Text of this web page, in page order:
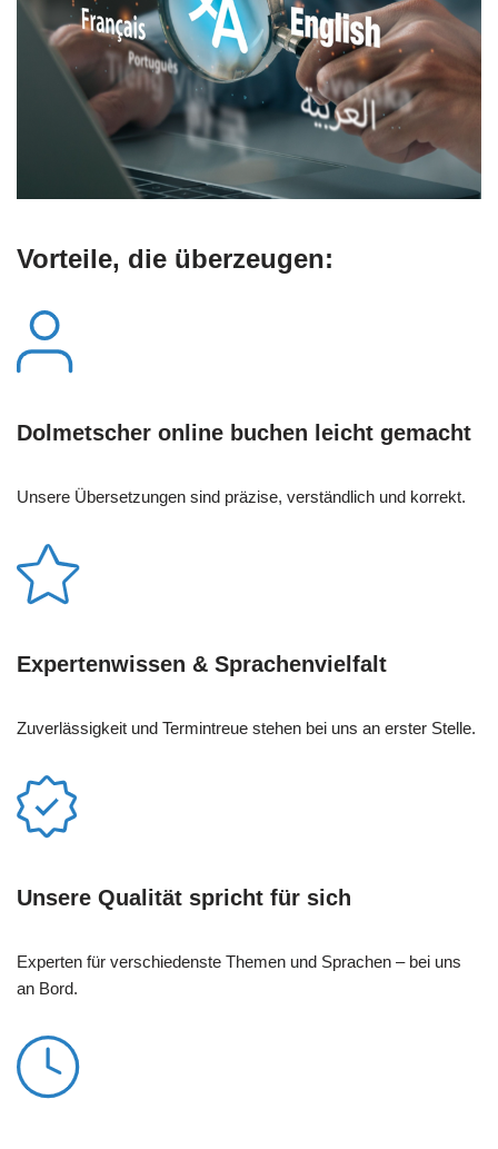
Vorteile, die überzeugen:
Dolmetscher online buchen leicht gemacht
Unsere Übersetzungen sind präzise, verständlich und korrekt.
Expertenwissen & Sprachenvielfalt
Zuverlässigkeit und Termintreue stehen bei uns an erster Stelle.
Unsere Qualität spricht für sich
Experten für verschiedenste Themen und Sprachen – bei uns
an Bord.